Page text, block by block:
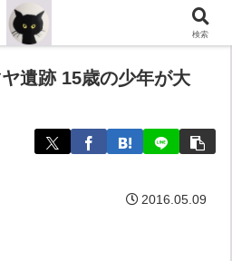
遺跡 15歳の少年が大
2016.05.09
検索